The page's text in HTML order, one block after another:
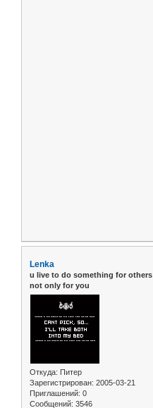
Lenka
u live to do something for others
not only for you
Откуда: Питер
Зарегистрирован: 2005-03-21
Приглашений: 0
Сообщений: 3546